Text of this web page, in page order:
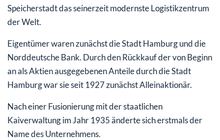
Speicherstadt das seinerzeit modernste Logistikzentrum
der Welt.
Eigentümer waren zunächst die Stadt Hamburg und die
Norddeutsche Bank. Durch den Rückkauf der von Beginn
an als Aktien ausgegebenen Anteile durch die Stadt
Hamburg war sie seit 1927 zunächst Alleinaktionär.
Nach einer Fusionierung mit der staatlichen
Kaiverwaltung im Jahr 1935 änderte sich erstmals der
Name des Unternehmens.